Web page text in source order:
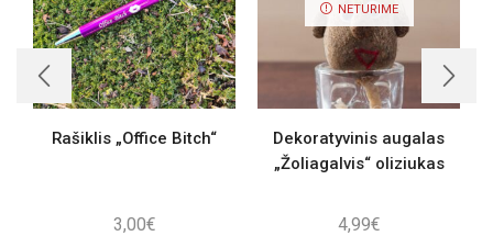
Rašiklis „Office Bitch“
3,00€
NETURIME
Dekoratyvinis augalas
„Žoliagalvis“ oliziukas
4,99€